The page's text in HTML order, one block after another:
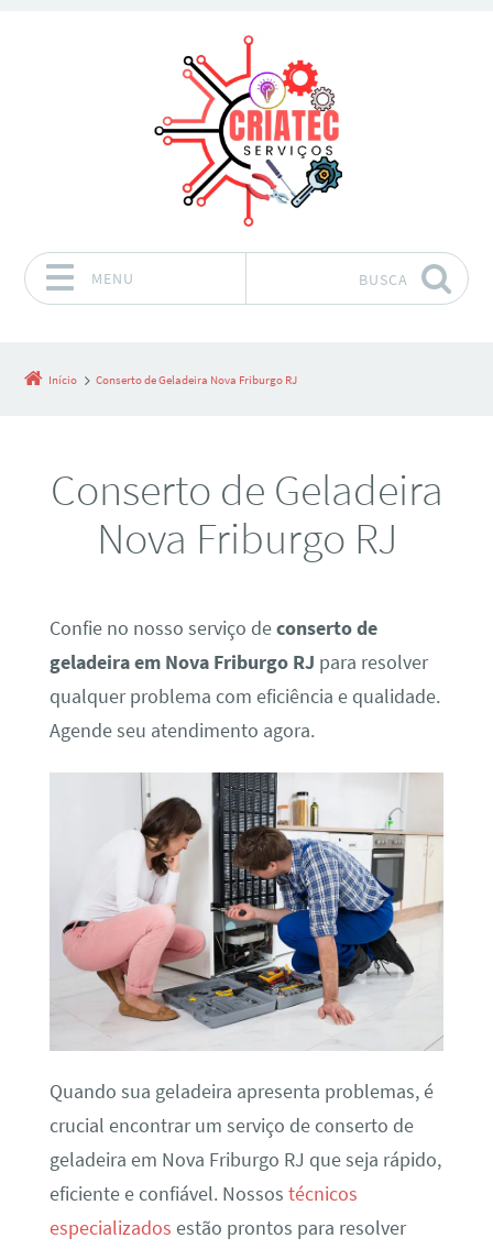
MENU BUSCA
Início Conserto de Geladeira Nova Friburgo RJ
Conserto de Geladeira
Nova Friburgo RJ
Confie no nosso serviço deconserto de
geladeira em Nova Friburgo RJ para resolver
qualquer problema com eficiência e qualidade.
Agende seu atendimento agora.
Quando sua geladeira apresenta problemas, é
crucial encontrar um serviço de conserto de
geladeira em Nova Friburgo RJ que seja rápido,
eficiente e confiável. Nossos técnicos
especializados estão prontos para resolver